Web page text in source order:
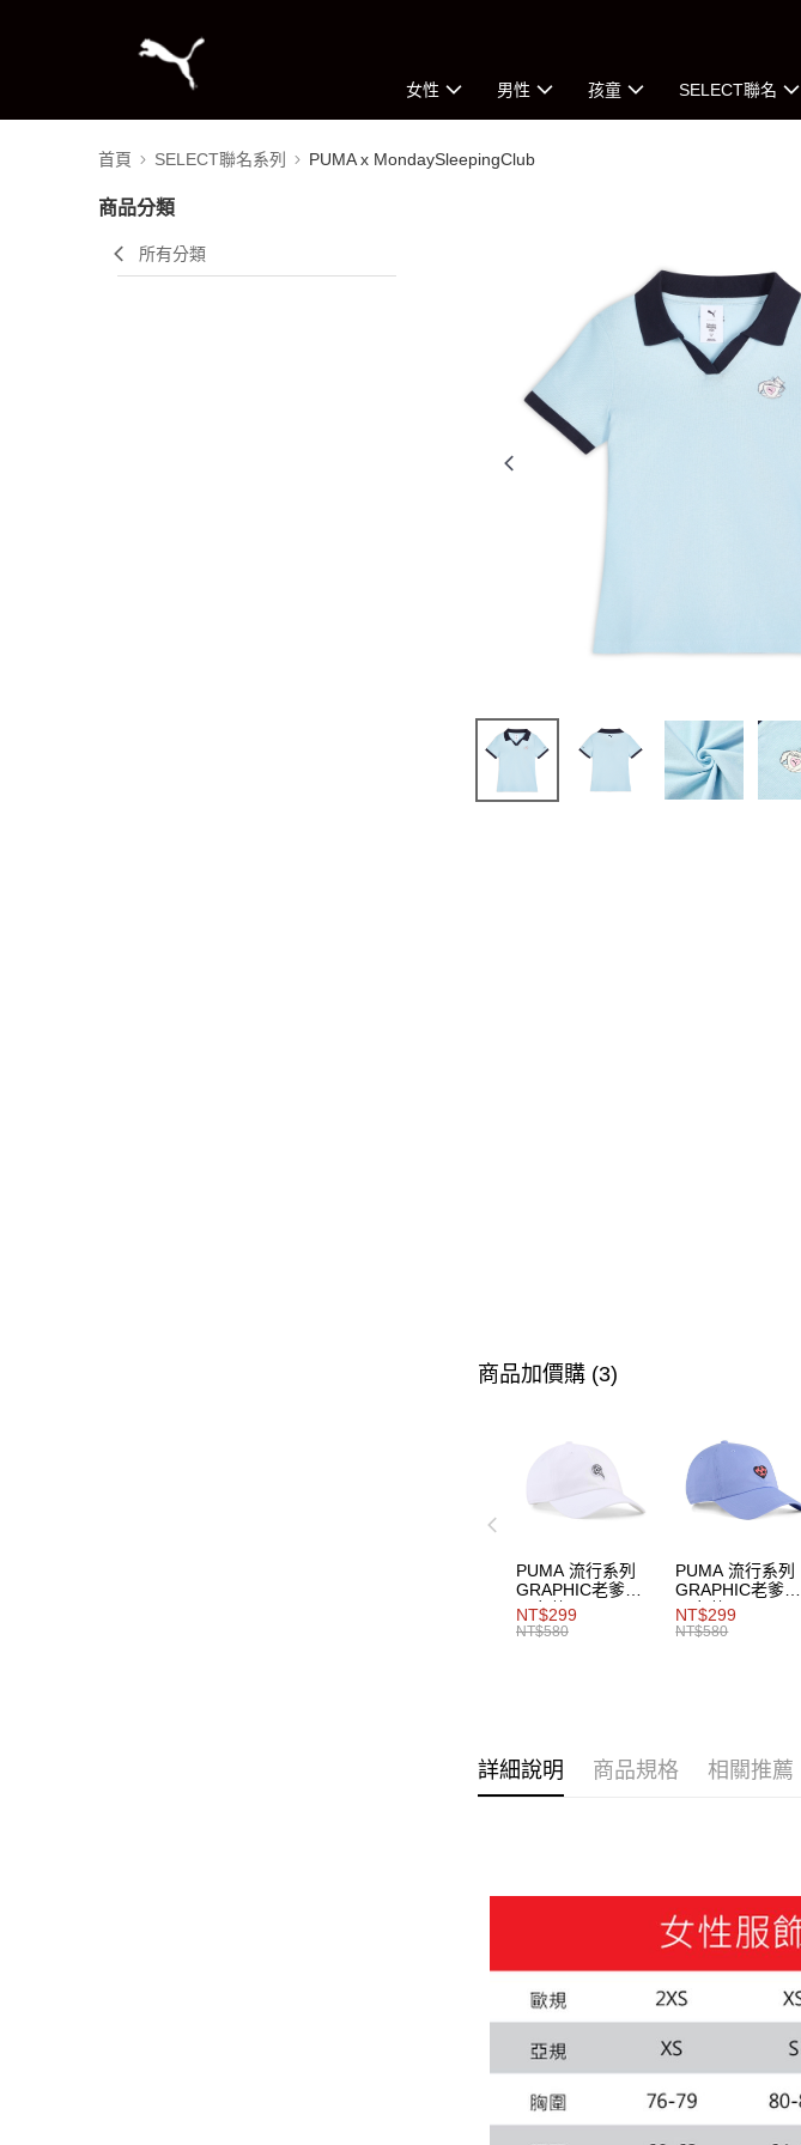
女性 男性 孩童 SELECT聯名
首頁 SELECT聯名系列 PUMA x MondaySleepingClub
商品分類
所有分類
商品加價購 (3)
PUMA 流行系列
GRAPHIC老爹帽
男女共同
NT$299
NT$580
PUMA 流行系列
GRAPHIC老爹帽
男女共同
NT$299
NT$580
詳細說明 商品規格 相關推薦